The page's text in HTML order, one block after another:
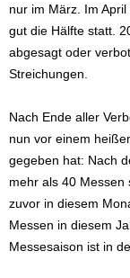
nur im März. Im
gut die Hälfte statt.
abgesagt oder
Streichungen.
Nach Ende aller
nun vor einem
gegeben hat: Nach
mehr als 40 Messen
zuvor in diesem
Messen in diesem
Messesaison ist in